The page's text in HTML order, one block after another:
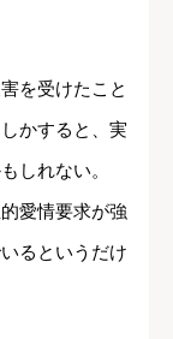
を受けたこと
かすると、実
しれない。
愛情要求が強
るというだけ